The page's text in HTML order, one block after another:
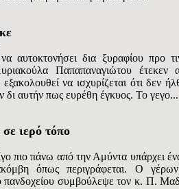
αυτοκτονήσει δια ξυραφίου προ
Παπαπαναγιώτου έτεκεν
να ισχυρίζεται ότι δεν
δι αυτήν πως ευρέθη έγκυος. Το γεγο...
ιερό τόπο
πιο πάνω από την Αμύντα υπάρχει
όπως περιγράφεται. Ο
πανδοχείου συμβούλεψε τον κ. Π.